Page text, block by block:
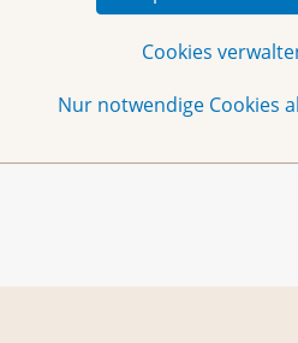
Cookies
Nur notwendige Cookies
Die Termine dazu finden Sie